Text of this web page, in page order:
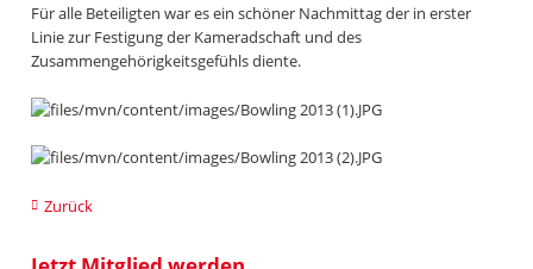
Für alle Beteiligten war es ein schöner Nachmittag der in erster
Linie zur Festigung der Kameradschaft und des
Zusammengehörigkeitsgefühls diente.
Zurück